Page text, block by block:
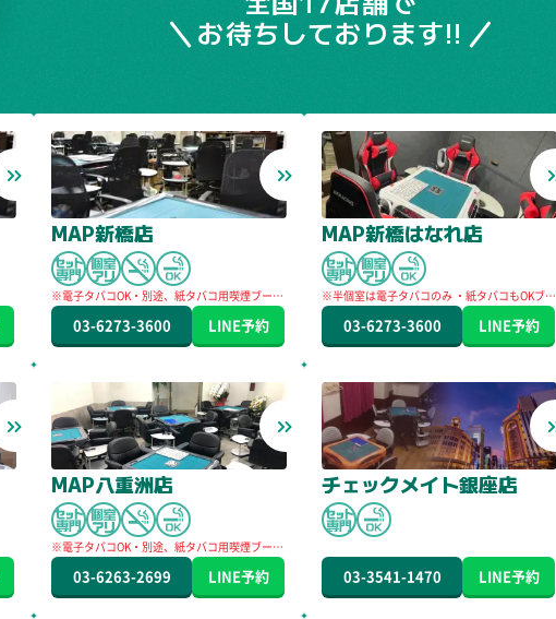
お待ちしております!!
MAP新橋店
※電子タバコOK・別途、紙タバコ用喫煙ブース
有り
03-6273-3600 LINE予約
MAP新橋はなれ店
※半個室は電子タバコのみ ・紙タバコもOKブー
ス２つご用意してます。
03-6273-3600 LINE予約
MAP八重洲店
※電子タバコOK・別途、紙タバコ用喫煙ブース
有り
03-6263-2699 LINE予約
チェックメイト銀座店
03-3541-1470 LINE予約